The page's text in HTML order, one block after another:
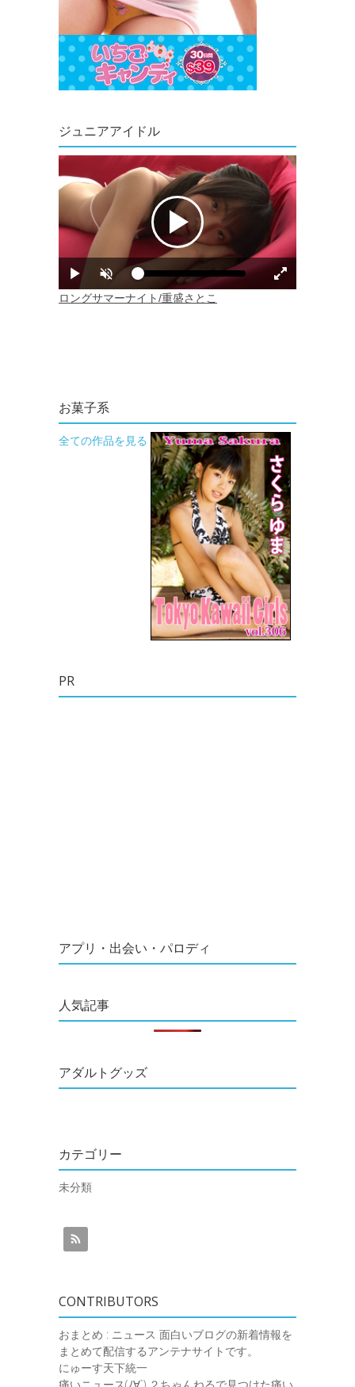
ジュニアアイドル
お菓子系
全ての作品を見る
PR
アプリ・出会い・パロディ
人気記事
アダルトグッズ
カテゴリー
未分類
CONTRIBUTORS
おまとめ : ニュース 面白いブログの新着情報を
まとめて配信するアンテナサイトです。
にゅーす天下統一